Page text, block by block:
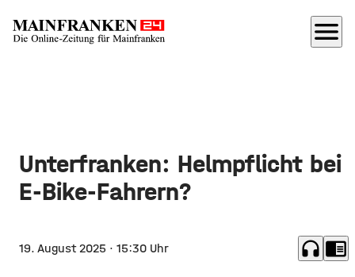
menu
Unterfranken: Helmpflicht bei
E-Bike-Fahrern?
19. August 2025 · 15:30 Uhr headphones chrome_reader_mode